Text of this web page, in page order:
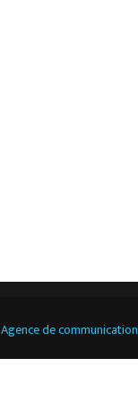
Agence de